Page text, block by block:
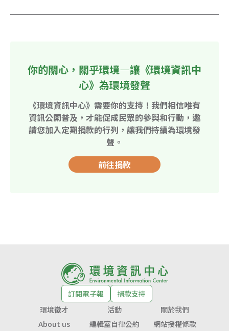
你的關心，關乎環境—讓《環境資訊中
心》為環境發聲
《環境資訊中心》需要你的支持！我們相信唯有
資訊公開普及，才能促成民眾的參與和行動，邀
請您加入定期捐款的行列，讓我們持續為環境發
聲。
前往捐款
訂閱電子報
捐款支持
環境徵才
活動
關於我們
About us
編輯室自律公約 網站授權條款